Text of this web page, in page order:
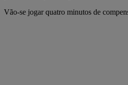
Vão-se jogar quatro minutos de